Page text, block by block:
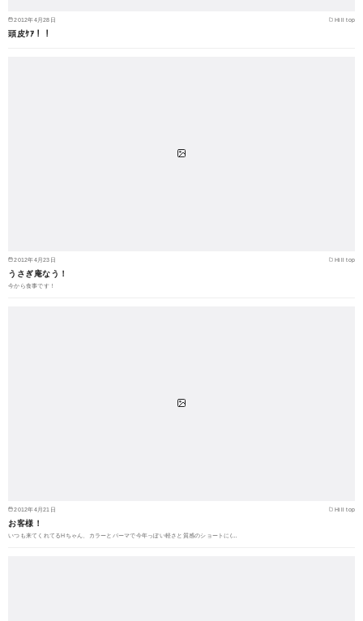
2012年4月28日 Hill top
頭皮ｹｱ！！
2012年4月23日 Hill top
うさぎ庵なう！
今から食事です！
2012年4月21日 Hill top
お客様！
いつも来てくれてるHちゃん、カラーとパーマで今年っぽい軽さと質感のショートに(…